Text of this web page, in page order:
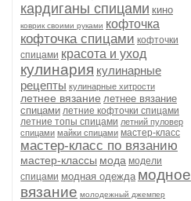
кардиганы спицами кино
коврик своими руками кофточка
кофточка спицами кофточки
спицами красота и уход
кулинария кулинарные
рецепты кулинарные хитрости
летнее вязание летнее вязание
спицами летние кофточки спицами
летние топы спицами летний пуловер
спицами майки спицами мастер-класс
мастер-класс по вязанию
мастер-классы мода модели
спицами модная одежда модное
вязание молодежный джемпер